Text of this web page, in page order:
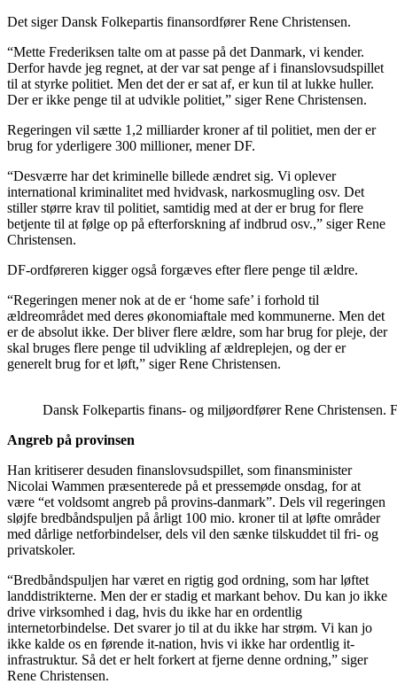
Det siger Dansk Folkepartis finansordfører Rene Christensen.
“Mette Frederiksen talte om at passe på det Danmark, vi kender.
Derfor havde jeg regnet, at der var sat penge af i finanslovsudspillet
til at styrke politiet. Men det der er sat af, er kun til at lukke huller.
Der er ikke penge til at udvikle politiet,” siger Rene Christensen.
Regeringen vil sætte 1,2 milliarder kroner af til politiet, men der er
brug for yderligere 300 millioner, mener DF.
“Desværre har det kriminelle billede ændret sig. Vi oplever
international kriminalitet med hvidvask, narkosmugling osv. Det
stiller større krav til politiet, samtidig med at der er brug for flere
betjente til at følge op på efterforskning af indbrud osv.,” siger Rene
Christensen.
DF-ordføreren kigger også forgæves efter flere penge til ældre.
“Regeringen mener nok at de er ‘home safe’ i forhold til
ældreområdet med deres økonomiaftale med kommunerne. Men det
er de absolut ikke. Der bliver flere ældre, som har brug for pleje, der
skal bruges flere penge til udvikling af ældreplejen, og der er
generelt brug for et løft,” siger Rene Christensen.
Dansk Folkepartis finans- og miljøordfører Rene Christensen.
Angreb på provinsen
Han kritiserer desuden finanslovsudspillet, som finansminister
Nicolai Wammen præsenterede på et pressemøde onsdag, for at
være “et voldsomt angreb på provins-danmark”. Dels vil regeringen
sløjfe bredbåndspuljen på årligt 100 mio. kroner til at løfte områder
med dårlige netforbindelser, dels vil den sænke tilskuddet til fri- og
privatskoler.
“Bredbåndspuljen har været en rigtig god ordning, som har løftet
landdistrikterne. Men der er stadig et markant behov. Du kan jo ikke
drive virksomhed i dag, hvis du ikke har en ordentlig
internetorbindelse. Det svarer jo til at du ikke har strøm. Vi kan jo
ikke kalde os en førende it-nation, hvis vi ikke har ordentlig it-
infrastruktur. Så det er helt forkert at fjerne denne ordning,” siger
Rene Christensen.